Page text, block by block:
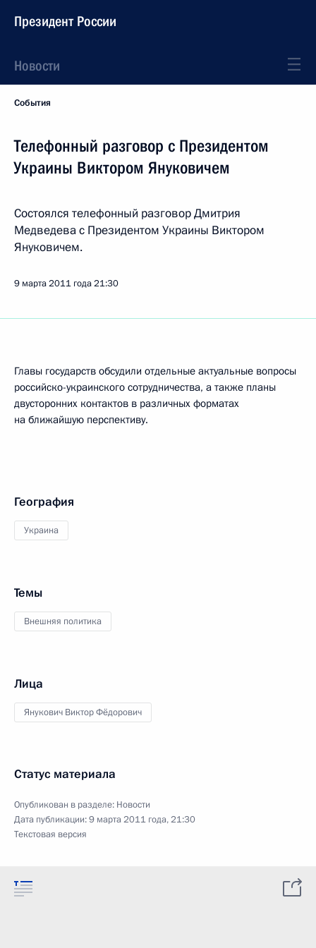
Президент России
Новости
События
Телефонный разговор с Президентом
Украины Виктором Януковичем
Состоялся телефонный разговор Дмитрия
Медведева с Президентом Украины Виктором
Януковичем.
9 марта 2011 года21:30
Главы государств обсудили отдельные актуальные вопросы
российско-украинского сотрудничества, а также планы
двусторонних контактов в различных форматах
на ближайшую перспективу.
География
Украина
Темы
Внешняя политика
Лица
Янукович Виктор Фёдорович
Статус материала
Опубликован в разделе: Новости
Дата публикации:9 марта 2011 года, 21:30
Текстовая версия